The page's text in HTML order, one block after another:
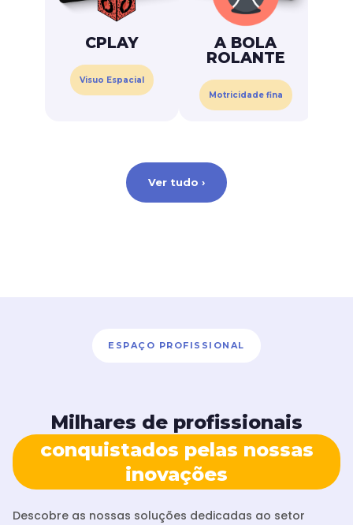
CPLAY
Visuo Espacial
A BOLA
ROLANTE
Motricidade fina
Ver tudo ›
ESPAÇO PROFISSIONAL
Milhares de profissionais
conquistados pelas nossas
inovações
Descobre as nossas soluções dedicadas ao setor